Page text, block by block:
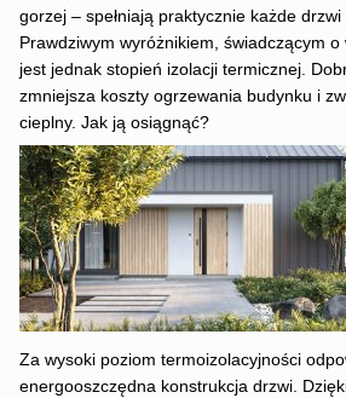
gorzej – spełniają praktycznie każde drzwi
Prawdziwym wyróżnikiem, świadczącym o
jest jednak stopień izolacji termicznej.
zmniejsza koszty ogrzewania budynku i
cieplny. Jak ją osiągnąć?
Za wysoki poziom termoizolacyjności
energooszczędna konstrukcja drzwi.